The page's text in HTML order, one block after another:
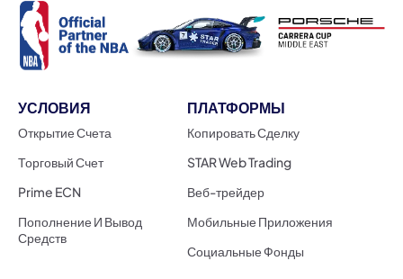
УСЛОВИЯ
Открытие Счета
Торговый Счет
Prime ECN
Пополнение И Вывод
Средств
ПЛАТФОРМЫ
Копировать Сделку
STAR Web Trading
Веб-трейдер
Мобильные Приложения
Социальные Фонды